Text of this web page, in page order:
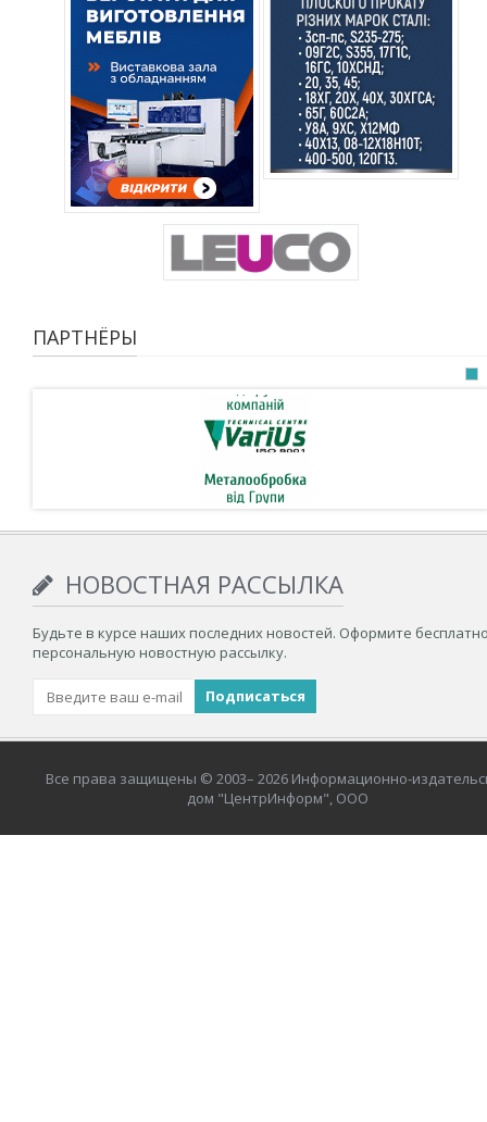
ПАРТНЁРЫ
НОВОСТНАЯ РАССЫЛКА
Будьте в курсе наших последних новостей. Оформите
персональную новостную рассылку.
Все права защищены © 2003– 2026 Информационно-
дом "ЦентрИнформ", ООО